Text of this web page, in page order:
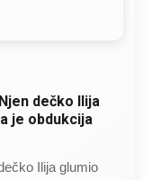
dečko Ilija
je obdukcija
Ilija glumio